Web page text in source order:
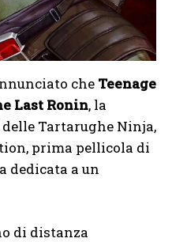
che Teenage
Last Ronin, la
Tartarughe Ninja,
prima pellicola di
dedicata a un
di distanza